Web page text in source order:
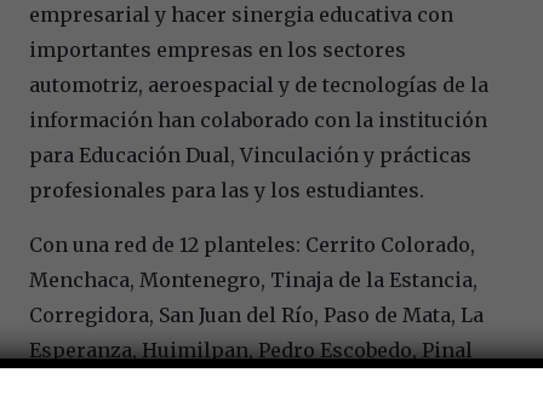
empresarial y hacer sinergia educativa con
importantes empresas en los sectores
automotriz, aeroespacial y de tecnologías de la
información han colaborado con la institución
para Educación Dual, Vinculación y prácticas
profesionales para las y los estudiantes.
Con una red de 12 planteles: Cerrito Colorado,
Menchaca, Montenegro, Tinaja de la Estancia,
Corregidora, San Juan del Río, Paso de Mata, La
Esperanza, Huimilpan, Pedro Escobedo, Pinal